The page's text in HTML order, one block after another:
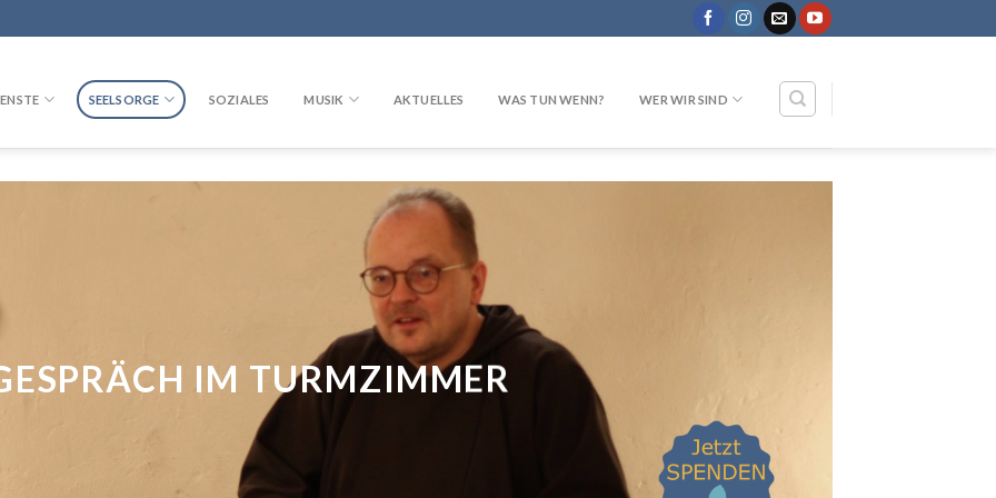
SEELSORGE SOZIALES MUSIK AKTUELLES WAS TUN WENN? WER WIR SIND
IM TURMZIMMER